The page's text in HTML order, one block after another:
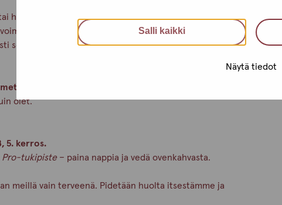
Salli kaikki
Näytä tiedot
henkilökohtaisempia asioita, voit myös varata ajan erillistä
keskittyä kunnolla juuri sinun tilanteeseesi.
soittamalla meille Helsingin toimipisteeseen tai suoraan
ja maksuttomia.
olet.
5. kerros.
Pro-tukipiste– paina nappia ja vedä ovenkahvasta.
meillä vain terveenä. Pidetään huolta itsestämme ja